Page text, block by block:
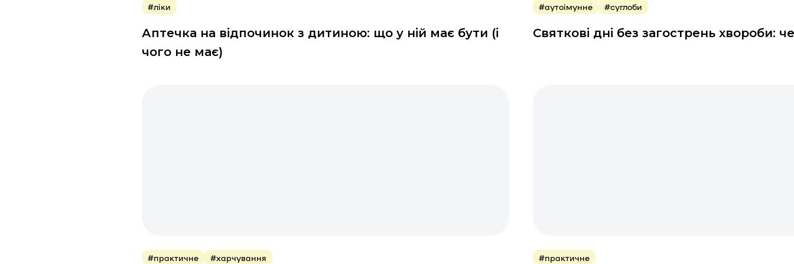
#ліки
Аптечка на відпочинок з дитиною: що у ній має бути (і
чого не має)
#аутоімунне #суглоби
Святкові дні без загострень
#практичне #харчування #практичне